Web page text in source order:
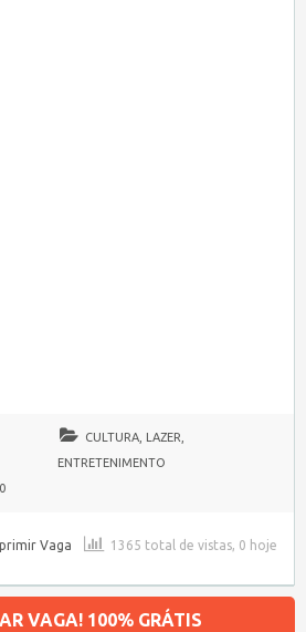
CULTURA, LAZER,
ENTRETENIMENTO
1365 total de vistas, 0 hoje
Vaga
VAGA! 100% GRÁTIS